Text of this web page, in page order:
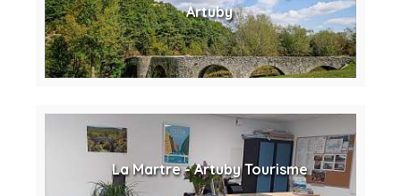
Artuby
La Martre - Artuby Tourisme